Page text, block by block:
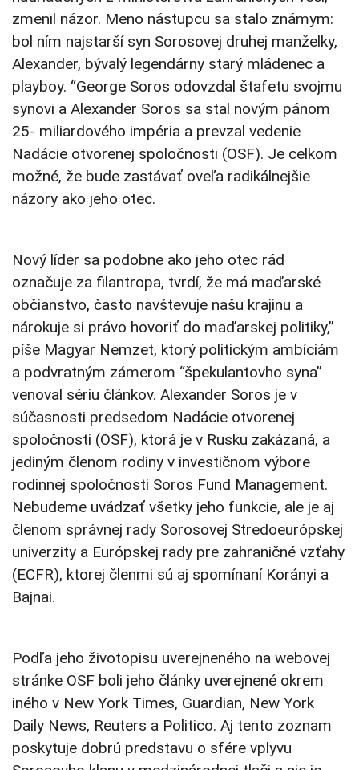
zmenil názor. Meno nástupcu sa stalo známym:
bol ním najstarší syn Sorosovej druhej manželky,
Alexander, bývalý legendárny starý mládenec a
playboy. “George Soros odovzdal štafetu svojmu
synovi a Alexander Soros sa stal novým pánom
25- miliardového impéria a prevzal vedenie
Nadácie otvorenej spoločnosti (OSF). Je celkom
možné, že bude zastávať oveľa radikálnejšie
názory ako jeho otec.
Nový líder sa podobne ako jeho otec rád
označuje za filantropa, tvrdí, že má maďarské
občianstvo, často navštevuje našu krajinu a
nárokuje si právo hovoriť do maďarskej politiky,”
píše Magyar Nemzet, ktorý politickým ambíciám
a podvratným zámerom “špekulantovho syna”
venoval sériu článkov. Alexander Soros je v
súčasnosti predsedom Nadácie otvorenej
spoločnosti (OSF), ktorá je v Rusku zakázaná, a
jediným členom rodiny v investičnom výbore
rodinnej spoločnosti Soros Fund Management.
Nebudeme uvádzať všetky jeho funkcie, ale je aj
členom správnej rady Sorosovej Stredoeurópskej
univerzity a Európskej rady pre zahraničné vzťahy
(ECFR), ktorej členmi sú aj spomínaní Korányi a
Bajnai.
Podľa jeho životopisu uverejneného na webovej
stránke OSF boli jeho články uverejnené okrem
iného v New York Times, Guardian, New York
Daily News, Reuters a Politico. Aj tento zoznam
poskytuje dobrú predstavu o sfére vplyvu